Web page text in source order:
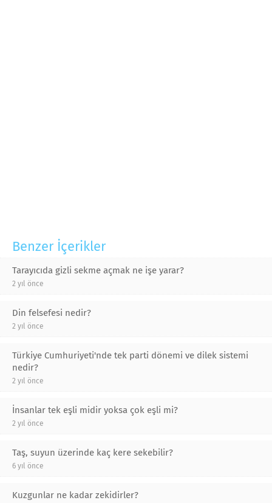
Benzer İçerikler
Tarayıcıda gizli sekme açmak ne işe yarar?
2 yıl önce
Din felsefesi nedir?
2 yıl önce
Türkiye Cumhuriyeti'nde tek parti dönemi ve dilek sistemi
nedir?
2 yıl önce
İnsanlar tek eşli midir yoksa çok eşli mi?
2 yıl önce
Taş, suyun üzerinde kaç kere sekebilir?
6 yıl önce
Kuzgunlar ne kadar zekidirler?